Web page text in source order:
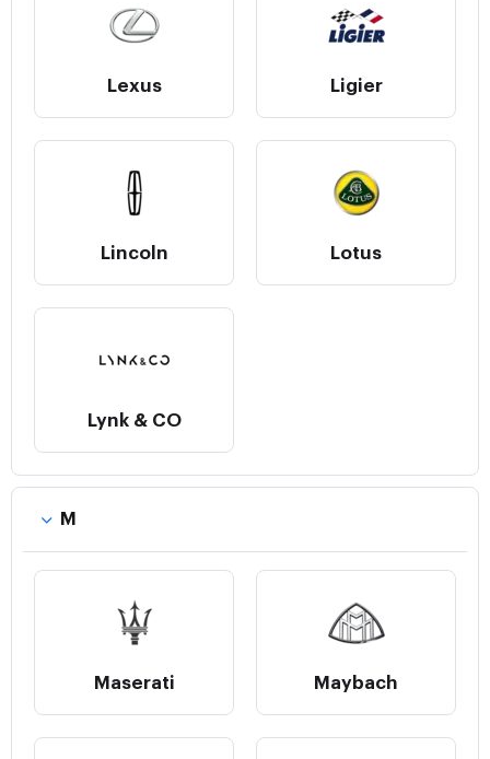
Lexus Ligier
Lincoln Lotus
Lynk & CO
M
Maserati Maybach